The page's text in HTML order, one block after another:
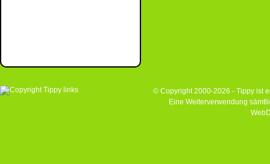
© Copyright 2000-2026 - Tippy ist
Eine Weiterverwendung